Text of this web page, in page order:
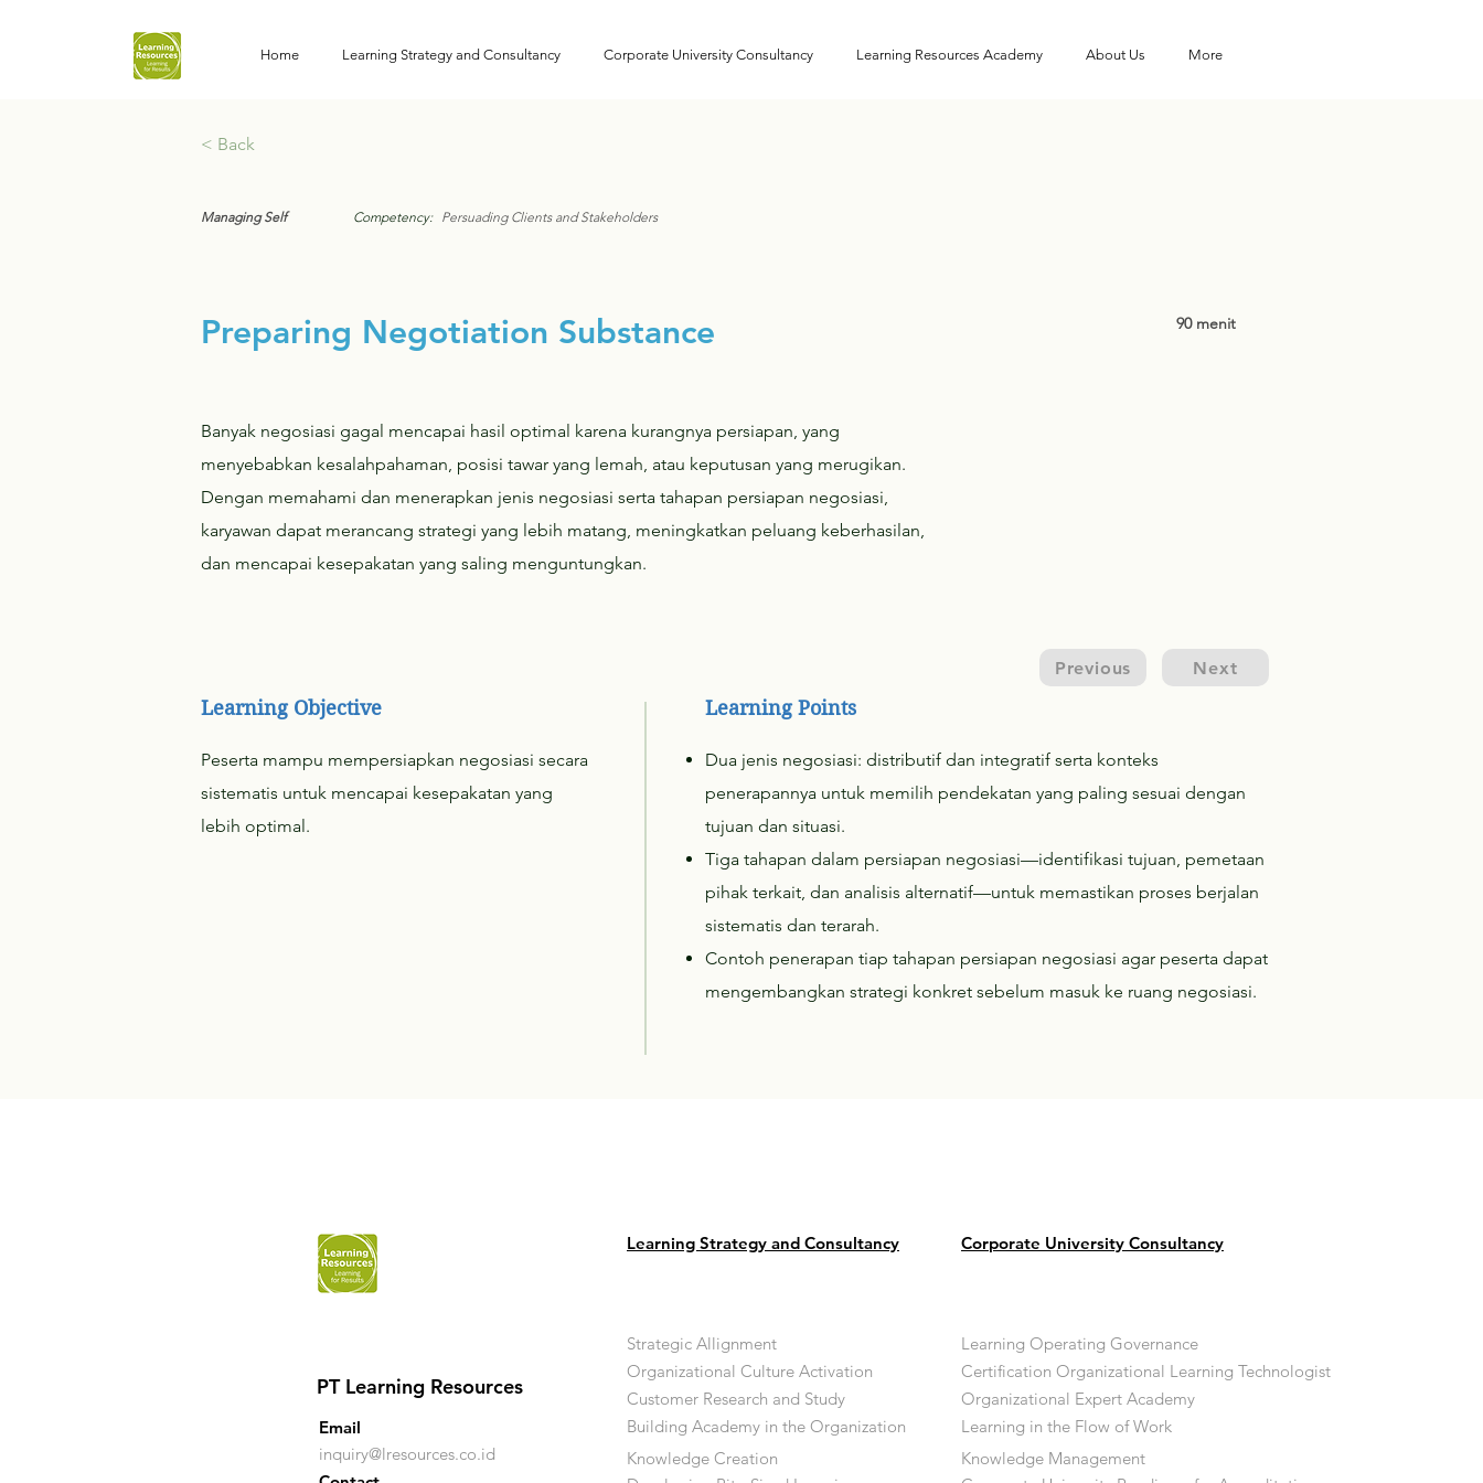
Home Learning Strategy and Consultancy Corporate University Consultancy Learning Resources Academy About Us More
< Back
Competency: Persuading Clients and Stakeholders
Preparing Negotiation Substance 90 menit
Banyak negosiasi gagal mencapai hasil optimal karena kurangnya persiapan, yang
menyebabkan kesalahpahaman, posisi tawar yang lemah, atau keputusan yang merugikan.
Dengan memahami dan menerapkan jenis negosiasi serta tahapan persiapan negosiasi,
karyawan dapat merancang strategi yang lebih matang, meningkatkan peluang keberhasilan,
dan mencapai kesepakatan yang saling menguntungkan.
Managing Self
Previous Next
Learning Objective Learning Points
Dua jenis negosiasi: distributif dan integratif serta konteks
penerapannya untuk memilih pendekatan yang paling sesuai dengan
tujuan dan situasi.
Tiga tahapan dalam persiapan negosiasi—identifikasi tujuan, pemetaan
pihak terkait, dan analisis alternatif—untuk memastikan proses berjalan
sistematis dan terarah.
Contoh penerapan tiap tahapan persiapan negosiasi agar peserta dapat
mengembangkan strategi konkret sebelum masuk ke ruang negosiasi.
Peserta mampu mempersiapkan negosiasi secara
sistematis untuk mencapai kesepakatan yang
lebih optimal.
PT Learning Resources
Email
inquiry@lresources.co.id
Learning Strategy and Consultancy
Strategic Allignment
Organizational Culture Activation
Customer Research and Study
Building Academy in the Organization
Knowledge Creation
Corporate University Consultancy
Learning Operating Governance
Certification Organizational Learning Technologist
Organizational Expert Academy
Learning in the Flow of Work
Knowledge Management